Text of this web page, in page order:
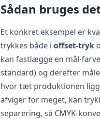
Sådan bruges
Et konkret eksempel er
trykkes både i offset-tryk
kan fastlægge en mål-
standard) og derefter
hvor tæt produktionen
afviger for meget, kan
separering, så CMYK-